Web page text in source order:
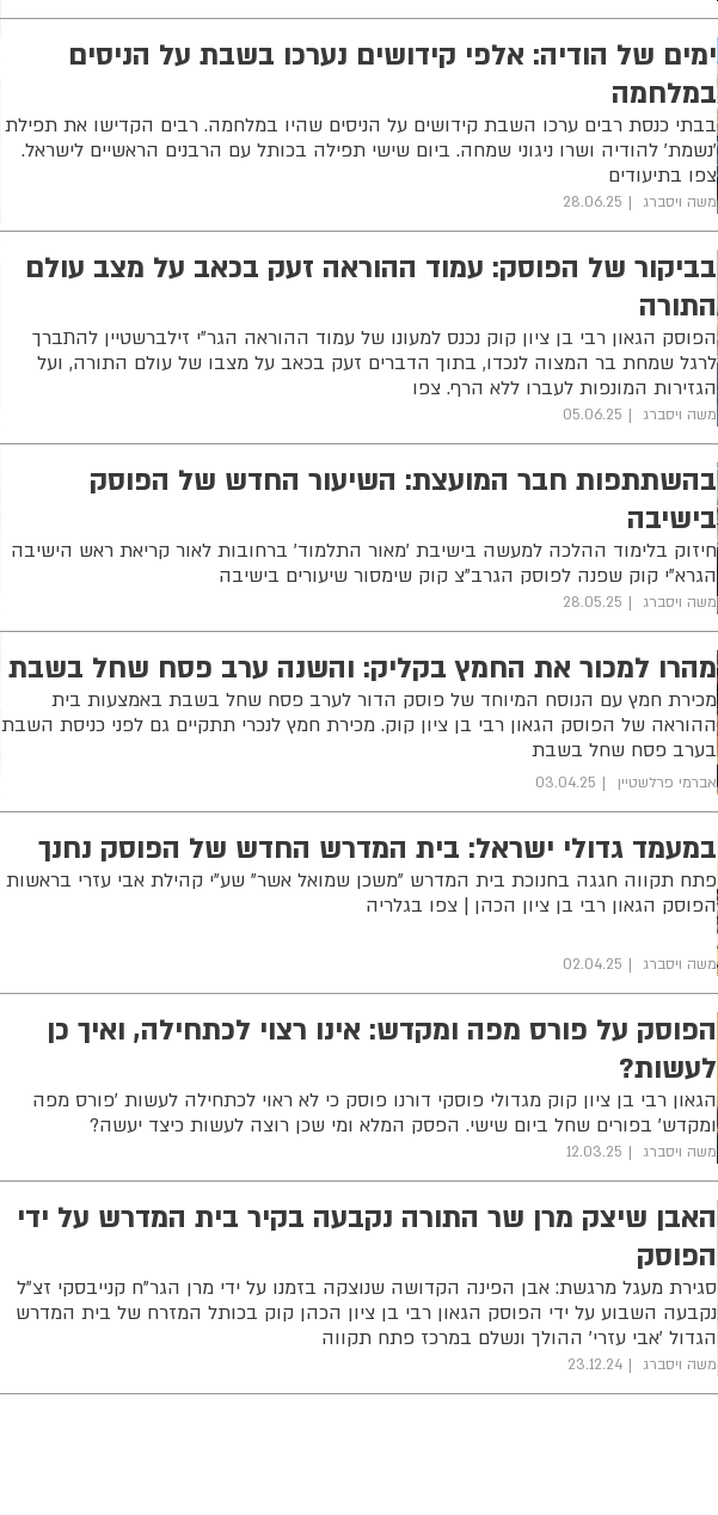
ימים של הודיה: אלפי קידושים נערכו בשבת על הניסים
במלחמה
בבתי כנסת רבים ערכו השבת קידושים על הניסים שהיו במלחמה. רבים הקדישו את תפילת
'נשמת' להודיה ושרו ניגוני שמחה. ביום שישי תפילה בכותל עם הרבנים הראשיים לישראל.
צפו בתיעודים
משה ויסברג 28.06.25
בביקור של הפוסק: עמוד ההוראה זעק בכאב על מצב עולם
התורה
הפוסק הגאון רבי בן ציון קוק נכנס למעונו של עמוד ההוראה הגר"י זילברשטיין להתברך
לרגל שמחת בר המצוה לנכדו, בתוך הדברים זעק בכאב על מצבו של עולם התורה, ועל
הגזירות המונפות לעברו ללא הרף. צפו
משה ויסברג 05.06.25
בהשתתפות חבר המועצת: השיעור החדש של הפוסק
בישיבה
חיזוק בלימוד ההלכה למעשה בישיבת 'מאור התלמוד' ברחובות לאור קריאת ראש הישיבה
הגרא"י קוק שפנה לפוסק הגרב"צ קוק שימסור שיעורים בישיבה
משה ויסברג 28.05.25
מהרו למכור את החמץ בקליק: והשנה ערב פסח שחל בשבת
מכירת חמץ עם הנוסח המיוחד של פוסק הדור לערב פסח שחל בשבת באמצעות בית
ההוראה של הפוסק הגאון רבי בן ציון קוק. מכירת חמץ לנכרי תתקיים גם לפני כניסת השבת
בערב פסח שחל בשבת
אברמי פרלשטיין 03.04.25
במעמד גדולי ישראל: בית המדרש החדש של הפוסק נחנך
פתח תקווה חגגה בחנוכת בית המדרש "משכן שמואל אשר" שע"י קהילת אבי עזרי בראשות
הפוסק הגאון רבי בן ציון הכהן | צפו בגלריה
משה ויסברג 02.04.25
הפוסק על פורס מפה ומקדש: אינו רצוי לכתחילה, ואיך כן
לעשות?
הגאון רבי בן ציון קוק מגדולי פוסקי דורנו פוסק כי לא ראוי לכתחילה לעשות 'פורס מפה
ומקדש' בפורים שחל ביום שישי. הפסק המלא ומי שכן רוצה לעשות כיצד יעשה?
משה ויסברג 12.03.25
האבן שיצק מרן שר התורה נקבעה בקיר בית המדרש על ידי
הפוסק
סגירת מעגל מרגשת: אבן הפינה הקדושה שנוצקה בזמנו על ידי מרן הגר"ח קנייבסקי זצ"ל
נקבעה השבוע על ידי הפוסק הגאון רבי בן ציון הכהן קוק בכותל המזרח של בית המדרש
הגדול 'אבי עזרי' ההולך ונשלם במרכז פתח תקווה
משה ויסברג 23.12.24